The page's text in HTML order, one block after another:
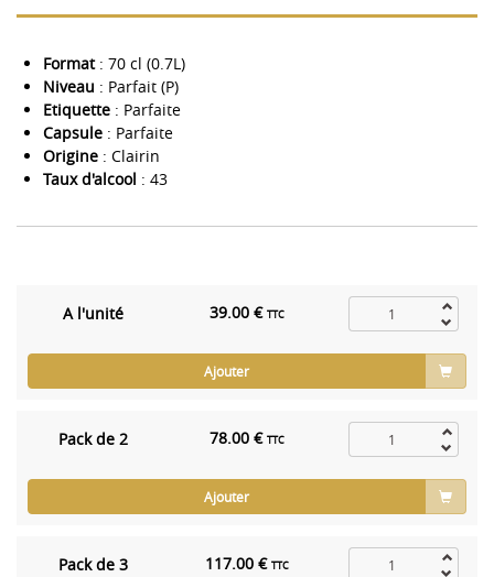
Format: 70 cl (0.7L)
Niveau : Parfait (P)
Etiquette : Parfaite
Capsule : Parfaite
Origine : Clairin
Taux d'alcool : 43
A l'unité 39.00 € TTC
Ajouter
Pack de 2 78.00 € TTC
Ajouter
Pack de 3 117.00 € TTC